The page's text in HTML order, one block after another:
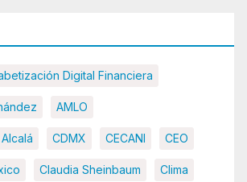
Digital Financiera
AMLO
CDMX CECANI CEO
Claudia Sheinbaum Clima